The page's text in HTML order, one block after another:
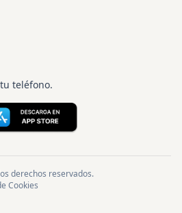
teléfono.
derechos reservados.
Cookies